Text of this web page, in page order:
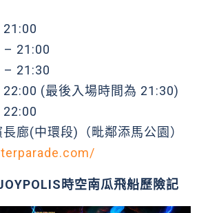
– 21:00
– 21:30
(最後入場時間為 21:30)
廊(中環段)（毗鄰添馬公園）
時空南瓜飛船歷險記